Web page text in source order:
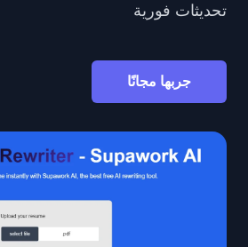
تحديثات فورية
جربها مجانًا